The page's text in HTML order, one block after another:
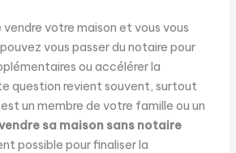
vendre votre maison et vous vous
vous passer du notaire pour
ou accélérer la
question revient souvent, surtout
un membre de votre famille ou un
sa maison sans notaire
possible pour finaliser la